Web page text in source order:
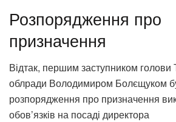
Розпорядження про
призначення
Відтак, першим заступником голови
облради Володимиром Болєщуком
розпорядження про призначення
обов’язків на посаді директора